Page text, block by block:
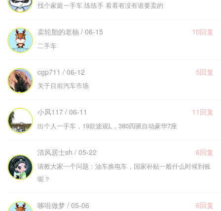
找个家庭一手车 练练手 看看有没有谁要卖的
卖轮胎的老杨 / 06-15 10回复
二手车
cgp711 / 06-12 5回复
关于目前汽车市场
小风117 / 06-11 11回复
出个人一手车，19款途观L，380四驱自动豪华7座
清风居士sh / 05-22 6回复
请教大家一个问题：油车换电车，国家补贴一般什么时候到账
呢？
哆啦做梦 / 05-06 6回复